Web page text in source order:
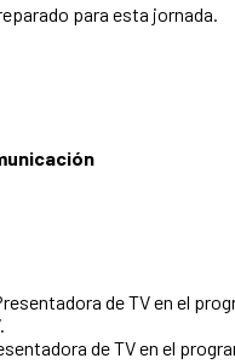
para esta jornada.
de TV en el
de TV en el